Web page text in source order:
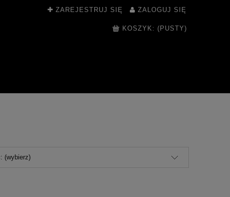
ZAREJESTRUJ SIĘ ZALOGUJ SIĘ
KOSZYK: (PUSTY)
(wybierz)